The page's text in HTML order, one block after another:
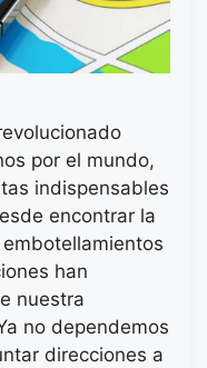
por el mundo,
indispensables
encontrar la
han
nuestra
no dependemos
direcciones a